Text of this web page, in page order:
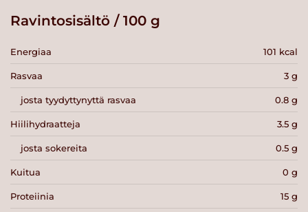
Ravintosisältö / 100 g
Energiaa 101 kcal
Rasvaa 3 g
josta tyydyttynyttä rasvaa 0.8 g
Hiilihydraatteja 3.5 g
josta sokereita 0.5 g
Kuitua 0 g
Proteiinia 15 g